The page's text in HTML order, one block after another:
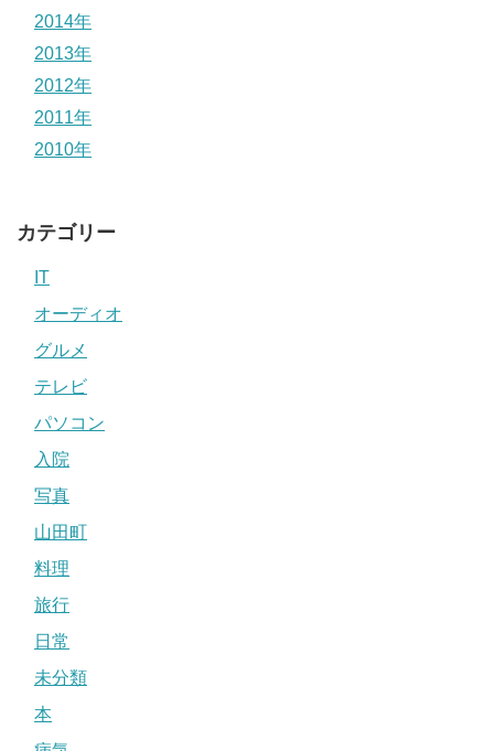
2014年
2013年
2012年
2011年
2010年
カテゴリー
IT
オーディオ
グルメ
テレビ
パソコン
入院
写真
山田町
料理
旅行
日常
未分類
本